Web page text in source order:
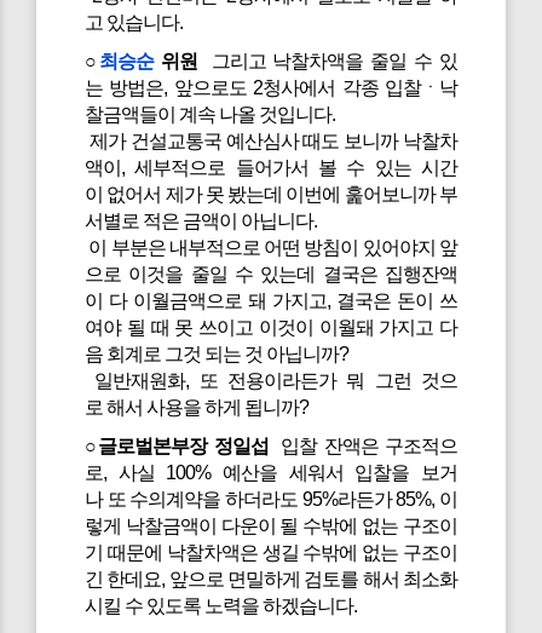
고 있습니다.
○ 최승순위원
그리고 낙찰차액을 줄일 수 있
는 방법은, 앞으로도 2청사에서 각종 입찰ㆍ낙
찰금액들이 계속 나올 것입니다.
제가 건설교통국 예산심사 때도 보니까 낙찰차
액이, 세부적으로 들어가서 볼 수 있는 시간
이 없어서 제가 못 봤는데 이번에 훑어보니까 부
서별로 적은 금액이 아닙니다.
이 부분은 내부적으로 어떤 방침이 있어야지 앞
으로 이것을 줄일 수 있는데 결국은 집행잔액
이 다 이월금액으로 돼 가지고, 결국은 돈이 쓰
여야 될 때 못 쓰이고 이것이 이월돼 가지고 다
음 회계로 그것 되는 것 아닙니까?
일반재원화, 또 전용이라든가 뭐 그런 것으
로 해서 사용을 하게 됩니까?
○글로벌본부장 정일섭 입찰 잔액은 구조적으
로, 사실 100% 예산을 세워서 입찰을 보거
나 또 수의계약을 하더라도 95%라든가 85%, 이
렇게 낙찰금액이 다운이 될 수밖에 없는 구조이
기 때문에 낙찰차액은 생길 수밖에 없는 구조이
긴 한데요, 앞으로 면밀하게 검토를 해서 최소화
시킬 수 있도록 노력을 하겠습니다.